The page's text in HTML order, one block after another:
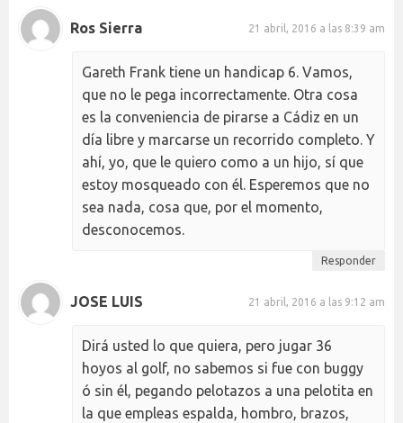
Ros Sierra 21 abril, 2016 a las 8:39 am
Gareth Frank tiene un handicap 6. Vamos,
que no le pega incorrectamente. Otra cosa
es la conveniencia de pirarse a Cádiz en un
día libre y marcarse un recorrido completo. Y
ahí, yo, que le quiero como a un hijo, sí que
estoy mosqueado con él. Esperemos que no
sea nada, cosa que, por el momento,
desconocemos.
Responder
JOSE LUIS 21 abril, 2016 a las 9:12 am
Dirá usted lo que quiera, pero jugar 36
hoyos al golf, no sabemos si fue con buggy
ó sin él, pegando pelotazos a una pelotita en
la que empleas espalda, hombro, brazos,